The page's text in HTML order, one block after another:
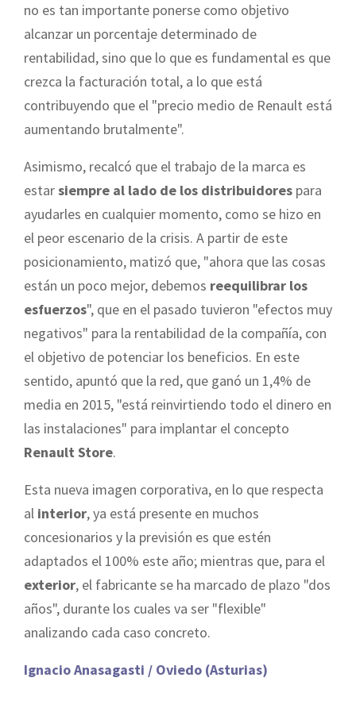
no es tan importante ponerse como objetivo
alcanzar un porcentaje determinado de
rentabilidad, sino que lo que es fundamental es que
crezca la facturación total, a lo que está
contribuyendo que el "precio medio de Renault está
aumentando brutalmente".
Asimismo, recalcó que el trabajo de la marca es
estarsiempre al lado de los distribuidores para
ayudarles en cualquier momento, como se hizo en
el peor escenario de la crisis. A partir de este
posicionamiento, matizó que, "ahora que las cosas
están un poco mejor, debemos reequilibrar los
esfuerzos", que en el pasado tuvieron "efectos muy
negativos" para la rentabilidad de la compañía, con
el objetivo de potenciar los beneficios. En este
sentido, apuntó que la red, que ganó un 1,4% de
media en 2015, "está reinvirtiendo todo el dinero en
las instalaciones" para implantar el concepto
Renault Store.
Esta nueva imagen corporativa, en lo que respecta
al interior, ya está presente en muchos
concesionarios y la previsión es que estén
adaptados el 100% este año; mientras que, para el
exterior, el fabricante se ha marcado de plazo "dos
años", durante los cuales va ser "flexible"
analizando cada caso concreto.
Ignacio Anasagasti / Oviedo (Asturias)